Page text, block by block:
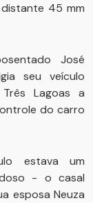
distante 45 mm
José
seu veículo
Lagoas a
do carro
estava um
- o casal
esposa Neuza